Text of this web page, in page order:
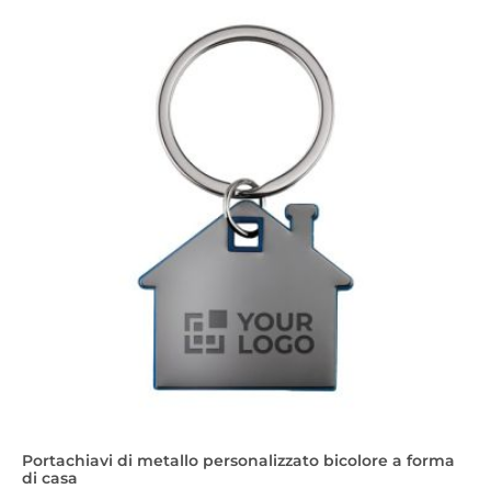
Portachiavi di metallo personalizzato bicolore a forma
di casa